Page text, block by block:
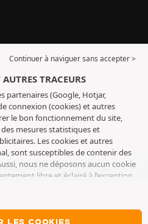
Continuer à naviguer sans accepter >
TRACEURS
partenaires (Google, Hotjar,
connexion (cookies) et autres
le bon fonctionnement du site,
mesures statistiques et
Les cookies et autres
sont susceptibles de contenir des
nous ne déposons aucun cookie
libre et éclairé à l’exception
mois. Vous pouvez retirer votre
vous rendant sur lapage cookies et
de continuer à naviguer sans
LES COOKIES